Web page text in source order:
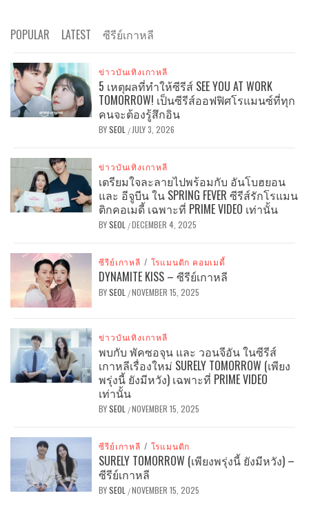
POPULAR LATEST ซีรีย์เกาหลี
ข่าวบันเทิงเกาหลี
5 เหตุผลที่ทำให้ซีรีส์ SEE YOU AT WORK
TOMORROW! เป็นซีรีส์ออฟฟิศโรแมนซ์ที่ทุก
คนจะต้องรู้สึกอิน
BYSEOL /JULY 3, 2026
ข่าวบันเทิงเกาหลี
เตรียมใจละลายไปพร้อมกับ อันโบฮยอน
และ อีจูบีน ใน SPRING FEVER ซีรีส์รักโรแมน
ติกคอเมดี้ เฉพาะที่ PRIME VIDEO เท่านั้น
BYSEOL /DECEMBER 4, 2025
ซีรีย์เกาหลี / โรแมนติก คอมเมดี้
DYNAMITE KISS – ซีรีย์เกาหลี
BYSEOL /NOVEMBER 15, 2025
ข่าวบันเทิงเกาหลี
พบกับ พัคซอจุน และ วอนจีอัน ในซีรีส์
เกาหลีเรื่องใหม่ SURELY TOMORROW (เพียง
พรุ่งนี้ ยังมีหวัง) เฉพาะที่ PRIME VIDEO
เท่านั้น
BYSEOL /NOVEMBER 15, 2025
ซีรีย์เกาหลี / โรแมนติก
SURELY TOMORROW (เพียงพรุ่งนี้ ยังมีหวัง) –
ซีรีย์เกาหลี
BYSEOL /NOVEMBER 15, 2025